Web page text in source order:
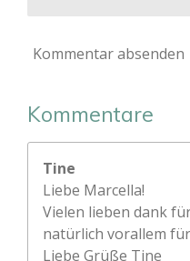
Kommentar absenden
Kommentare
Tine
Liebe Marcella!
Vielen lieben dank
natürlich vorallem
Liebe Grüße Tine